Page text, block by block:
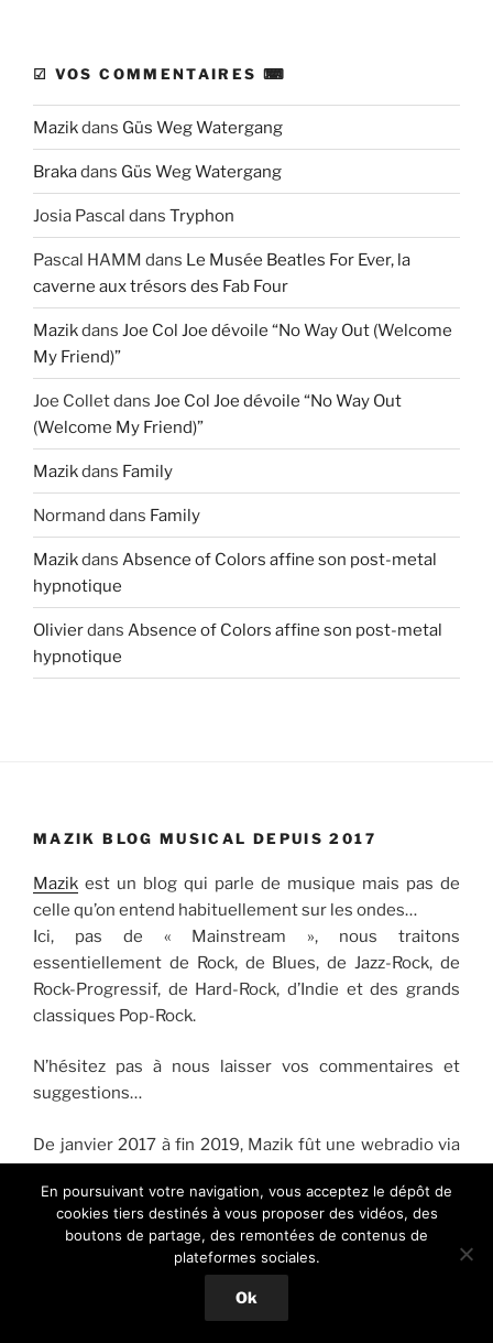
☑ VOS COMMENTAIRES ⌨
Mazikdans Güs Weg Watergang
Brakadans Güs Weg Watergang
Josia Pascal dans Tryphon
Pascal HAMM dans Le Musée Beatles For Ever, la
caverne aux trésors des Fab Four
Mazikdans Joe Col Joe dévoile “No Way Out (Welcome
My Friend)”
Joe Colletdans Joe Col Joe dévoile “No Way Out
(Welcome My Friend)”
Mazikdans Family
Normand dans Family
Mazikdans Absence of Colors affine son post-metal
hypnotique
Olivierdans Absence of Colors affine son post-metal
hypnotique
MAZIK BLOG MUSICAL DEPUIS 2017
Mazik est un blog qui parle de musique mais pas de
celle qu’on entend habituellement sur les ondes…
Ici, pas de « Mainstream », nous traitons
essentiellement de Rock, de Blues, de Jazz-Rock, de
Rock-Progressif, de Hard-Rock, d’Indie et des grands
classiques Pop-Rock.
N’hésitez pas à nous laisser vos commentaires et
suggestions…
De janvier 2017 à fin 2019, Mazik fût une webradio via
d’auteurs concernés par les œuvres musicales
diffusées. Elle se rémunérait grâce aux spots et
bannières publicitaires. Suite à son rachat par
Shoutcast qui n’assume pas cette partie
administrative et financière, nous avons préféré
En poursuivant votre navigation, vous acceptez le dépôt de
cookies tiers destinés à vous proposer des vidéos, des
boutons de partage, des remontées de contenus de
plateformes sociales.
Ok